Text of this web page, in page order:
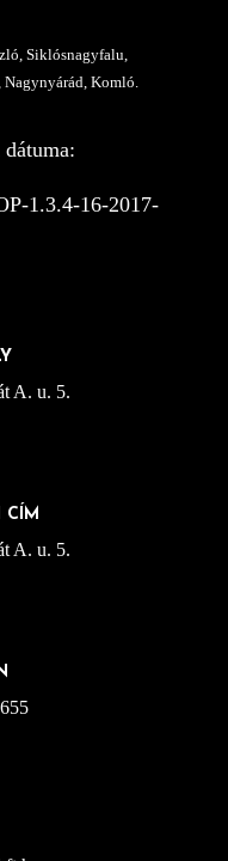
Siklósnagyfalu,
Komló.
1.3.4-16-2017-
A. u. 5.
CÍM
A. u. 5.